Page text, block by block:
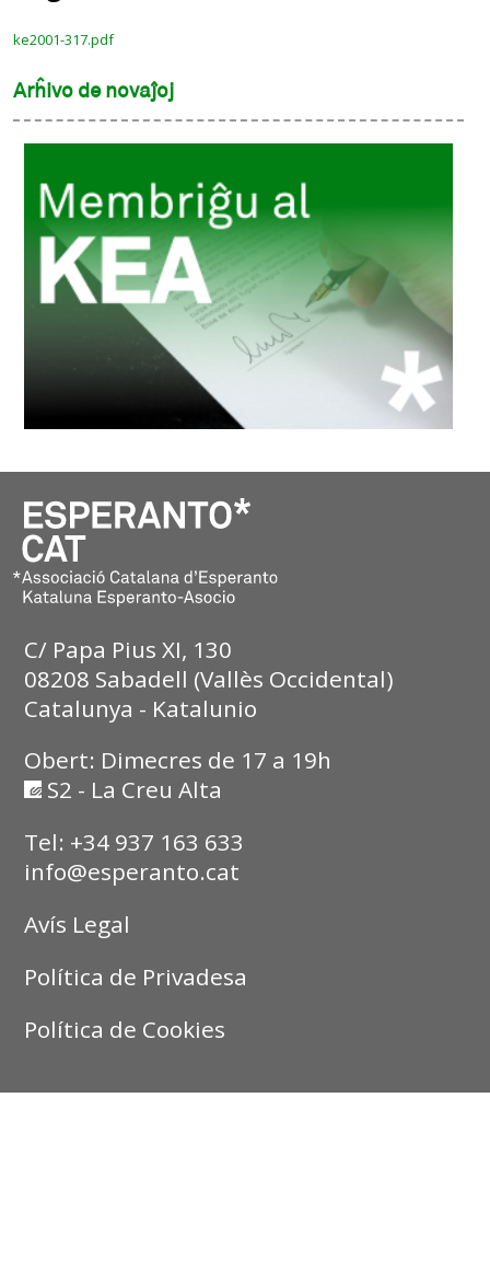
ke2001-317.pdf
Arĥivo de novaĵoj
C/ Papa Pius XI, 130
08208 Sabadell (Vallès Occidental)
Catalunya - Katalunio
Obert: Dimecres de 17 a 19h
S2 - La Creu Alta
Tel: +34 937 163 633
info@esperanto.cat
Avís Legal
Política de Privadesa
Política de Cookies